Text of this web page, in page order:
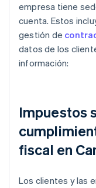
empresa tiene
cuenta. Estos
gestión de
datos de los
información:
Impuestos
fiscal en
Los clientes y las